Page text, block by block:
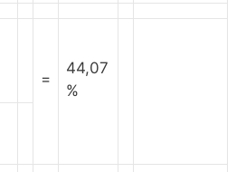
=
44,07
%